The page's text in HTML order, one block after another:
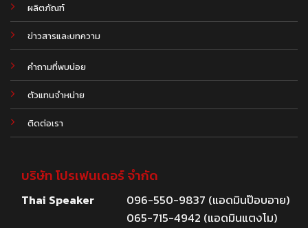
ผลิตภัณฑ์
ข่าวสารและบทความ
.
คำถามที่พบบ่อย
ตัวแทนจำหน่าย
ติดต่อเรา
บริษัท โปรเฟนเดอร์ จำกัด
Thai Speaker
096-550-9837 (แอดมินป๊อบอาย)
065-715-4942 (แอดมินแตงโม)